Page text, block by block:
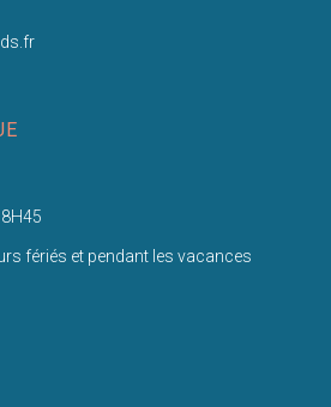
fériés et pendant les vacances